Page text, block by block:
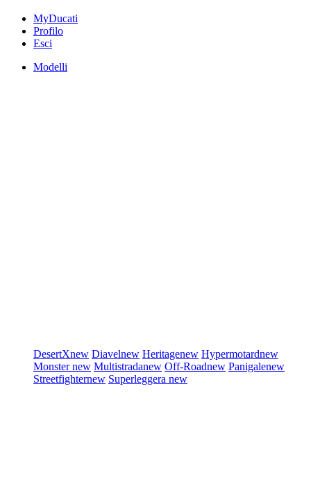
MyDucati
Profilo
Esci
Modelli
DesertXnew Diavelnew Heritagenew Hypermotardnew
Monsternew Multistradanew Off-Roadnew Panigalenew
Streetfighternew Superleggera new